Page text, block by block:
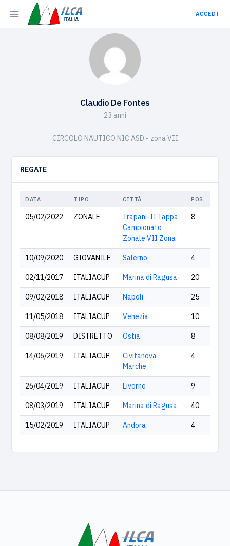
ACCEDI
Claudio De Fontes
23 anni
CIRCOLO NAUTICO NIC ASD - zona VII
REGATE
DATA TIPO CITTÀ POS.
05/02/2022 ZONALE
Trapani-II Tappa
Campionato
Zonale VII Zona
8
10/09/2020 GIOVANILE Salerno 4
02/11/2017 ITALIACUP Marina di Ragusa 20
09/02/2018 ITALIACUP Napoli 25
11/05/2018 ITALIACUP Venezia 10
08/08/2019 DISTRETTO Ostia 8
14/06/2019 ITALIACUP
Civitanova
Marche
4
26/04/2019 ITALIACUP Livorno 9
08/03/2019 ITALIACUP Marina di Ragusa 40
15/02/2019 ITALIACUP Andora 4